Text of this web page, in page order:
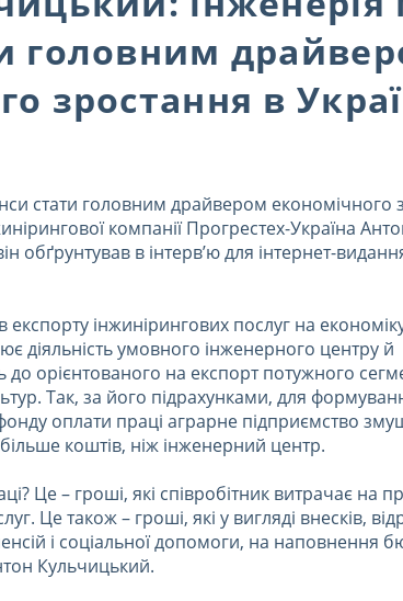
головним
зростання в
стати головним драйвером економічного
компанії Прогрестех-Україна
обґрунтував в інтерв’ю для інтернет-
інжинірингових послуг на
діяльність умовного інженерного центру й
орієнтованого на експорт потужного
Так, за його підрахунками, для
оплати праці аграрне підприємство
коштів, ніж інженерний центр.
Це – гроші, які співробітник витрачає на
Це також – гроші, які у вигляді внесків,
і соціальної допомоги, на наповнення
Кульчицький.